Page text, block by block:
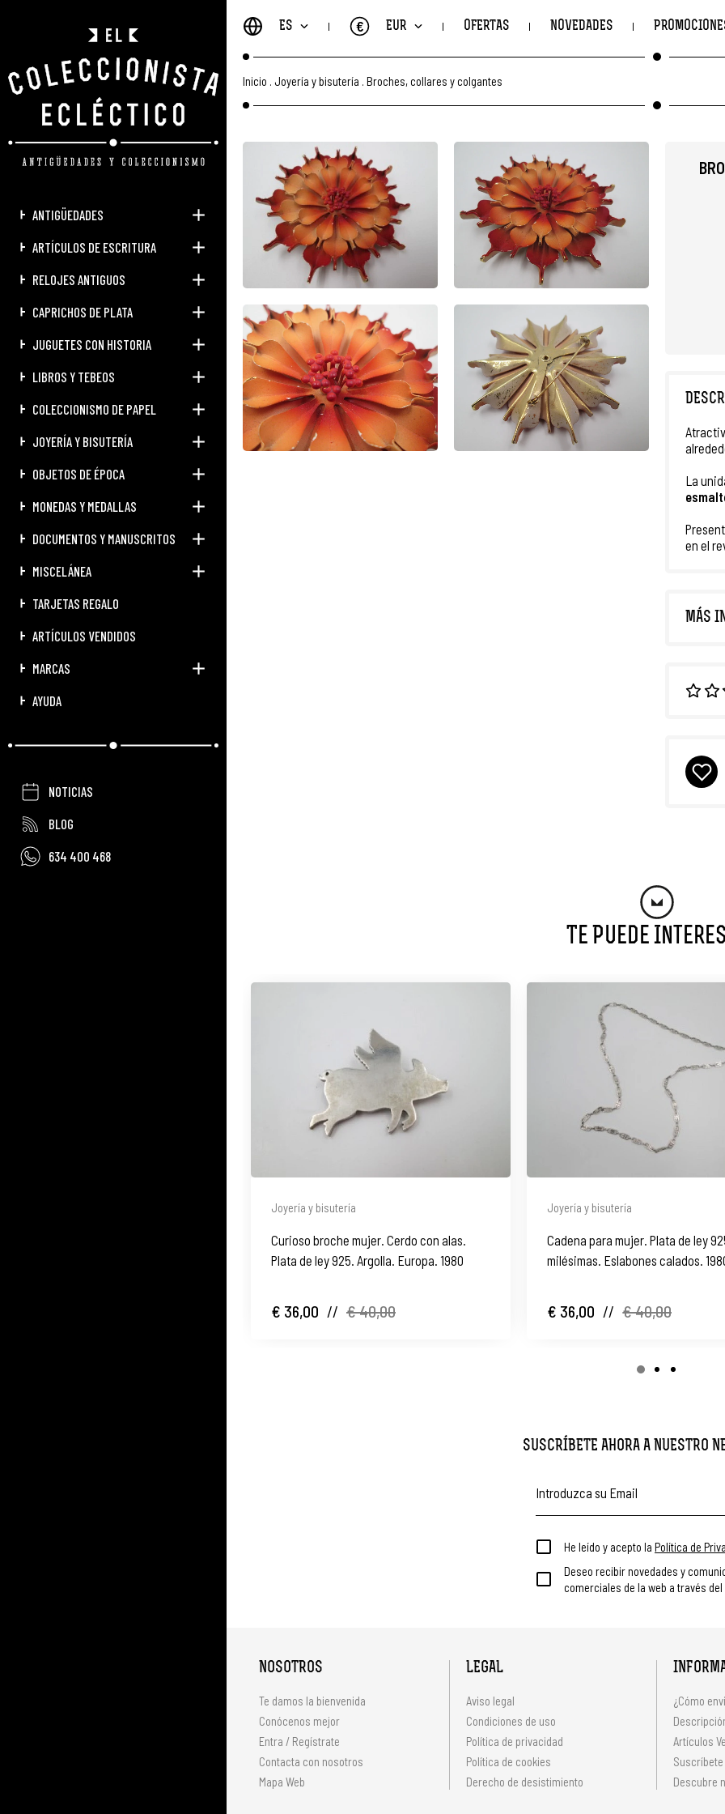
ANTIGÜEDADES
ARTÍCULOS DE ESCRITURA
RELOJES ANTIGUOS
CAPRICHOS DE PLATA
JUGUETES CON HISTORIA
LIBROS Y TEBEOS
COLECCIONISMO DE PAPEL
JOYERÍA Y BISUTERÍA
OBJETOS DE ÉPOCA
MONEDAS Y MEDALLAS
DOCUMENTOS Y MANUSCRITOS
MISCELÁNEA
TARJETAS REGALO
ARTÍCULOS VENDIDOS
MARCAS
AYUDA
NOTICIAS
BLOG
634 400 468
ES EUR
€ OFERTAS NOVEDADES
Inicio Joyería y bisutería Broches, collares y colgantes
La
en el
MÁS
Te Puede
Joyería y bisutería
Curioso broche mujer. Cerdo con alas.
Plata de ley 925. Argolla. Europa. 1980
€ 36,00 // € 40,00
Joyería y bisutería
Cadena para mujer. Plata de ley
milésimas. Eslabones calados.
€ 36,00 // € 40,00
SUSCRÍBETE AHORA A NUESTRO
He leído y acepto la Política de
Deseo recibir novedades y
comerciales de la web a través
NOSOTROS
Te damos la bienvenida
Conócenos mejor
Entra / Regístrate
Contacta con nosotros
Mapa Web
LEGAL
Aviso legal
Condiciones de uso
Política de privacidad
Política de cookies
Derecho de desistimiento
¿Cómo
Artículos
Descubre